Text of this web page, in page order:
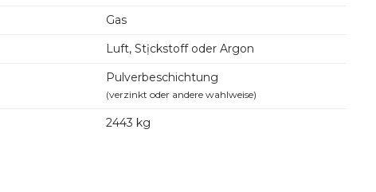
Gas
Luft, Stịckstoff oder Argon
Pulverbeschichtung
(verzinkt oder andere wahlweise)
2443 kg